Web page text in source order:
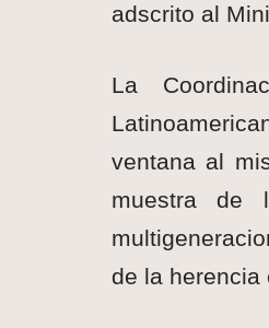
adscrito al
La
ventana al
muestra de
de la herencia